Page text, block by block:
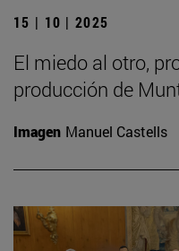
15 | 10 | 2025
El miedo al otro,
producción de
Imagen Manuel Castells